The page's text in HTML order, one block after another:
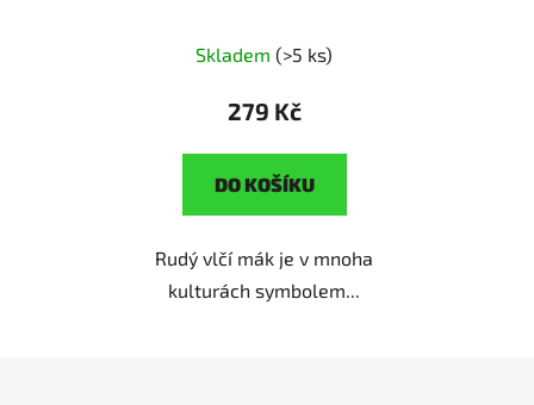
milovnice květin
Skladem (>5 ks)
279 Kč
DO KOŠÍKU
Rudý vlčí mák je v mnoha
kulturách symbolem...